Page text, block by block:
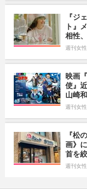
『ジ
ト』
相性
週刊女
映画
使』
山崎
週刊女
『松
画》
首を
週刊女